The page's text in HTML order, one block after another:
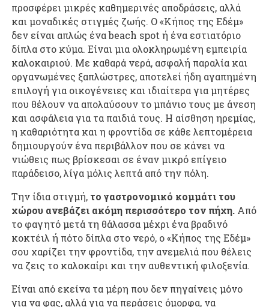
προσφέρει μικρές καθημερινές αποδράσεις, αλλά
και μοναδικές στιγμές ζωής. Ο «Κήπος της Εδέμ»
δεν είναι απλώς ένα beach spot ή ένα εστιατόριο
δίπλα στο κύμα. Είναι μια ολοκληρωμένη εμπειρία
καλοκαιριού. Με καθαρά νερά, ασφαλή παραλία και
οργανωμένες ξαπλώστρες, αποτελεί ήδη αγαπημένη
επιλογή για οικογένειες και ιδιαίτερα για μητέρες
που θέλουν να απολαύσουν το μπάνιο τους με άνεση
και ασφάλεια για τα παιδιά τους. Η αίσθηση ηρεμίας,
η καθαριότητα και η φροντίδα σε κάθε λεπτομέρεια
δημιουργούν ένα περιβάλλον που σε κάνει να
νιώθεις πως βρίσκεσαι σε έναν μικρό επίγειο
παράδεισο, λίγα μόλις λεπτά από την πόλη.
Την ίδια στιγμή, το γαστρονομικό κομμάτι του
χώρου ανεβάζει ακόμη περισσότερο τον πήχη. Από
το φαγητό μετά τη θάλασσα μέχρι ένα βραδινό
κοκτέιλ ή πότο δίπλα στο νερό, ο «Κήπος της Εδέμ»
σου χαρίζει την φροντίδα, την ανεμελιά που θέλεις
να ζεις το καλοκαίρι και την αυθεντική φιλοξενία.
Είναι από εκείνα τα μέρη που δεν πηγαίνεις μόνο
για να φας, αλλά για να περάσεις όμορφα, να